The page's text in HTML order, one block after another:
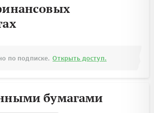
по подписке. Открыть доступ.
бумагами